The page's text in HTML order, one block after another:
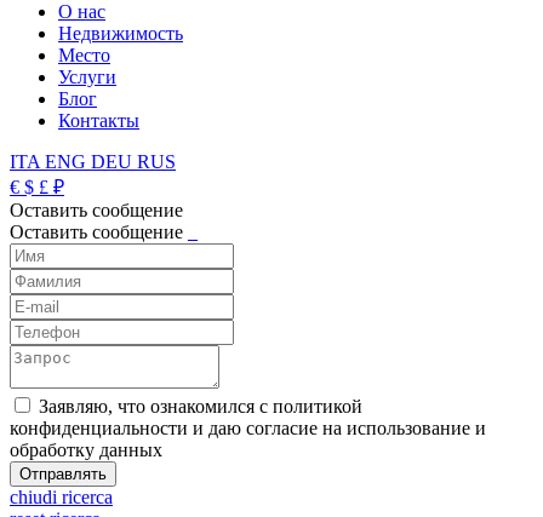
О нас
Недвижимость
Место
Услуги
Блог
Контакты
ITAENG DEU RUS
€ $ £ ₽
Оставить сообщение
Оставить сообщение
Заявляю, что ознакомился с политикой
конфиденциальности и даю согласие на использование и
обработку данных
chiudi ricerca